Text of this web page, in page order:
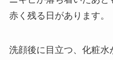
赤く残る日があります。
洗顔後に目立つ、化粧